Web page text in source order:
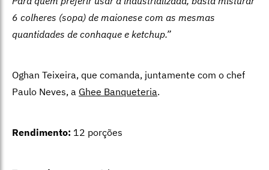
6 colheres (sopa) de maionese com as mesmas
quantidades de conhaque e ketchup.”
Oghan Teixeira, que comanda, juntamente com o chef
Paulo Neves, a Ghee Banqueteria.
Rendimento: 12 porções